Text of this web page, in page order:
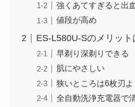
強くあてすぎると出
値段が高め
ES-L580U-Sのメリット
早剃り深剃りできる
肌にやさしい
狭いところは6枚刃
全自動洗浄充電器で